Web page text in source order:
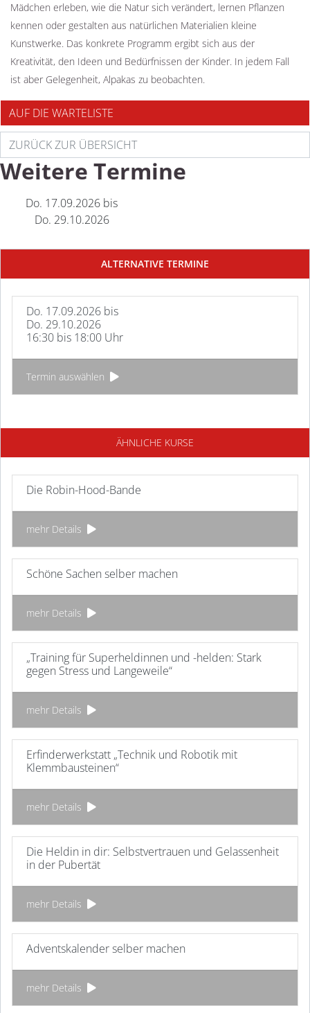
ALTERNATIVE TERMINE
Do. 17.09.2026 bis
Do. 29.10.2026
16:30 bis 18:00 Uhr
Termin auswählen
ÄHNLICHE KURSE
Die Robin-Hood-Bande
mehr Details
Schöne Sachen selber machen
mehr Details
„Training für Superheldinnen und -helden: Stark
gegen Stress und Langeweile“
mehr Details
Erfinderwerkstatt „Technik und Robotik mit
Klemmbausteinen“
mehr Details
Die Heldin in dir: Selbstvertrauen und Gelassenheit
in der Pubertät
mehr Details
Adventskalender selber machen
mehr Details
Mädchen erleben, wie die Natur sich verändert, lernen Pflanzen
kennen oder gestalten aus natürlichen Materialien kleine
Kunstwerke. Das konkrete Programm ergibt sich aus der
Kreativität, den Ideen und Bedürfnissen der Kinder. In jedem Fall
ist aber Gelegenheit, Alpakas zu beobachten.
AUF DIE WARTELISTE
ZURÜCK ZUR ÜBERSICHT
Weitere Termine
Do. 17.09.2026 bis
Do. 29.10.2026